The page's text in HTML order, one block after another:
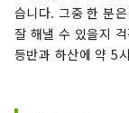
겨보세요! 오카야마
원
을
습니다. 그중 한 분
잘 해낼 수 있을지
등반과 하산에 약 5